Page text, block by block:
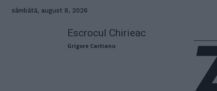
sâmbătă, august 8, 2026
Escrocul Chirieac
Grigore Cartianu